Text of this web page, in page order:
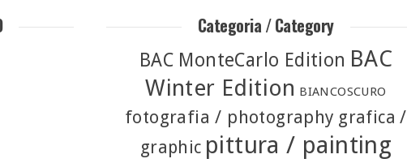
Categoria / Category
BAC MonteCarlo Edition BAC
Winter Edition BIANCOSCURO
fotografia / photography grafica /
graphic pittura / painting